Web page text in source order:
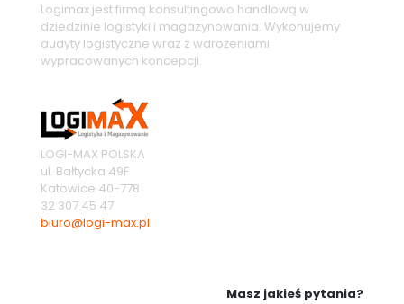
Logimax jest firmą konsultingowo handlową w
dziedzinie logistyki i magazynowania. Wykonujemy
audyty logistyczne wraz z wdrożeniami
wypracowanych koncepcji.
LOGI-MAX POLSKA
ul. Bałtycka 49F
Katowice 40-778
32 307 45 47
biuro@logi-max.pl
Masz jakieś pytania?